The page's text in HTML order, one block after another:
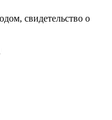
свидетельство о